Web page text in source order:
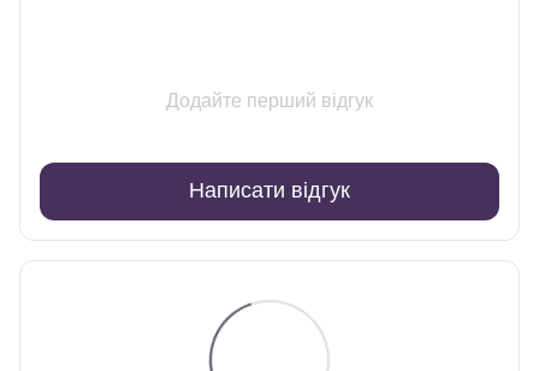
Додайте перший відгук
Написати відгук